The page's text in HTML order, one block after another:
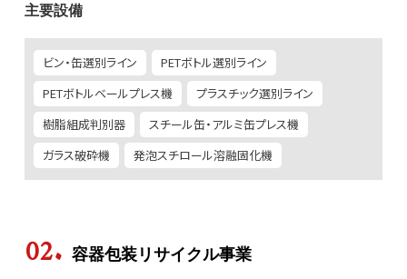
主要設備
ビン・缶選別ライン
PETボトル選別ライン
PETボトルベールプレス機
プラスチック選別ライン
樹脂組成判別器
スチール缶・アルミ缶プレス機
ガラス破砕機
発泡スチロール溶融固化機
容器包装リサイクル事業